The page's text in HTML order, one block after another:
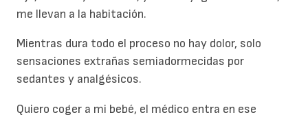
me llevan a la habitación.
Mientras dura todo el proceso no hay dolor, solo
sensaciones extrañas semiadormecidas por
sedantes y analgésicos.
Quiero coger a mi bebé, el médico entra en ese